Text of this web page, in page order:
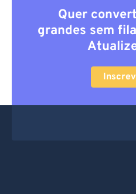
Quer
grandes sem